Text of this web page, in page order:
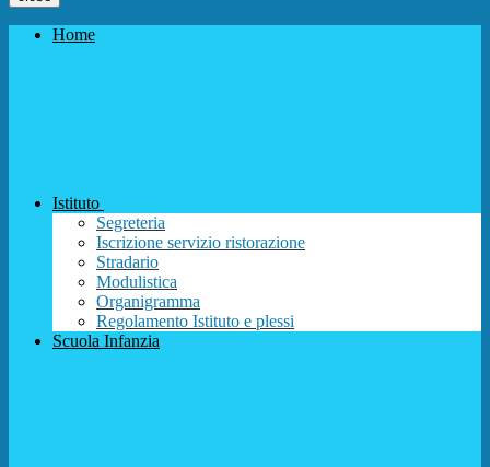
Home
Istituto
Segreteria
Iscrizione servizio ristorazione
Stradario
Modulistica
Organigramma
Regolamento Istituto e plessi
Scuola Infanzia